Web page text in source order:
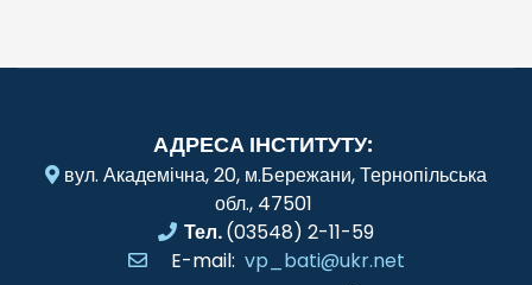
АДРЕСА ІНСТИТУТУ:
вул. Академічна, 20, м.Бережани, Тернопільська
обл., 47501
Тел.(03548) 2-11-59
E-mail: vp_bati@ukr.net